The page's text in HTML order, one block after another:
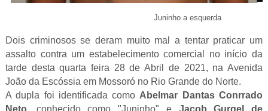
Juninho a esquerda
Dois criminosos se deram muito mal a tentar praticar um
assalto contra um estabelecimento comercial no início da
tarde desta quarta feira 28 de Abril de 2021, na Avenida
João da Escóssia em Mossoró no Rio Grande do Norte.
A dupla foi identificada como Abelmar Dantas Conrrado